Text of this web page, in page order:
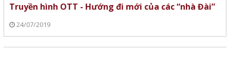
Truyền hình OTT - Hướng đi mới của các “nhà Đài”
24/07/2019